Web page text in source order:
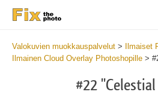
Valokuvien muokkauspalvelut > Ilmaiset
Ilmainen Cloud Overlay Photoshopille >
#22